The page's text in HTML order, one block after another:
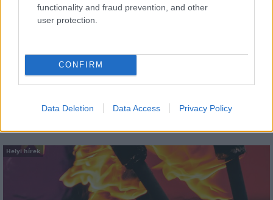
functionality and fraud prevention, and other
user protection.
CONFIRM
Data Deletion Data Access Privacy Policy
Gyárleállításokkal és átszervezett
Helyi hírek